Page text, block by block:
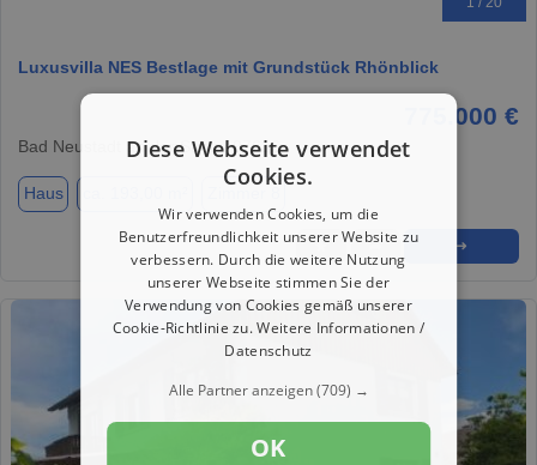
Luxusvilla NES Bestlage mit Grundstück Rhönblick
775.000 €
Bad Neustadt an der Saale, 97616
Haus
★ ➦ ➜
Diese Webseite verwendet
Cookies.
Wir verwenden Cookies, um die
Benutzerfreundlichkeit unserer Website zu
verbessern. Durch die weitere Nutzung
unserer Webseite stimmen Sie der
Verwendung von Cookies gemäß unserer
Cookie-Richtlinie zu.Weitere Informationen /
Datenschutz
Alle Partner anzeigen(709) →
OK